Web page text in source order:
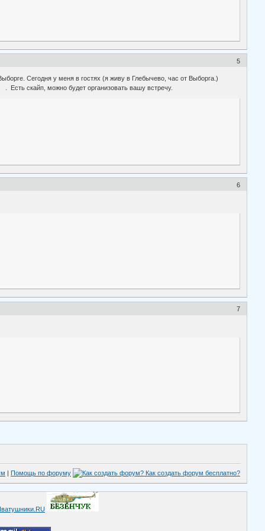
5
Сегодня у меня в гостях (я живу в Глебычево, час от Выборга.)
Есть скайп, можно будет организовать вашу встречу.
6
7
Помощь по форуму